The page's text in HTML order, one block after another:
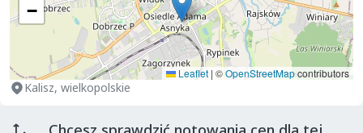
−
Leaflet | ©OpenStreetMapcontributors
Kalisz, wielkopolskie